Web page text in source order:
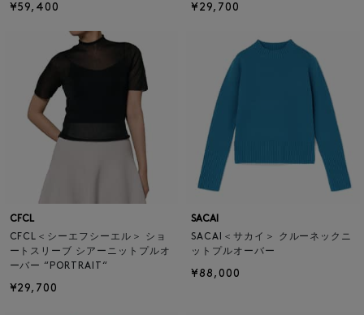
¥59,400 ¥29,700
CFCL
CFCL＜シーエフシーエル＞ ショ
ートスリーブ シアーニットプルオ
ーバー “PORTRAIT“
¥29,700
SACAI
SACAI＜サカイ＞ クルーネックニ
ットプルオーバー
¥88,000